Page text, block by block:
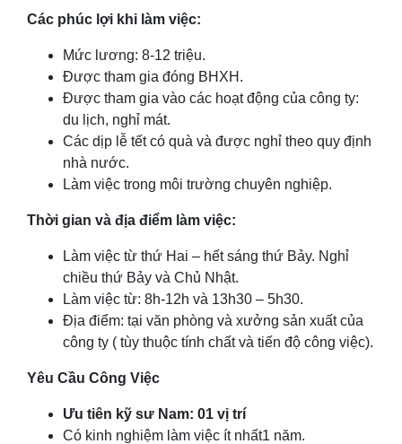
Các phúc lợi khi làm việc:
Mức lương: 8-12 triệu.
Được tham gia đóng BHXH.
Được tham gia vào các hoạt động của công ty:
du lịch, nghỉ mát.
Các dịp lễ tết có quà và được nghỉ theo quy định
nhà nước.
Làm việc trong môi trường chuyên nghiệp.
Thời gian và địa điểm làm việc:
Làm việc từ thứ Hai – hết sáng thứ Bảy. Nghỉ
chiều thứ Bảy và Chủ Nhật.
Làm việc từ: 8h-12h và 13h30 – 5h30.
Địa điểm: tại văn phòng và xưởng sản xuất của
công ty ( tùy thuộc tính chất và tiến độ công việc).
Yêu Cầu Công Việc
Ưu tiên kỹ sư Nam: 01 vị trí
Có kinh nghiệm làm việc ít nhất1 năm.